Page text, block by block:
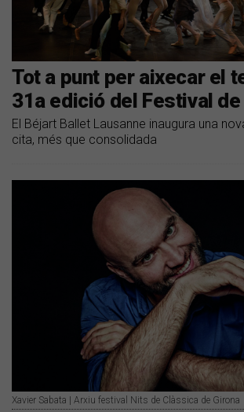
Tot a punt per aixecar el
31a edició del Festival
El Béjart Ballet Lausanne inaugura una
cita, més que consolidada
Xavier Sabata | Arxiu festival Nits de Clàssica de Girona